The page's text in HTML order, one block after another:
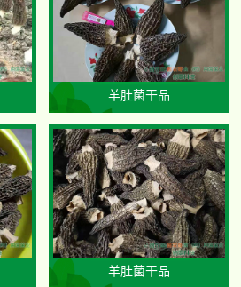
羊肚菌干品
羊肚菌干品